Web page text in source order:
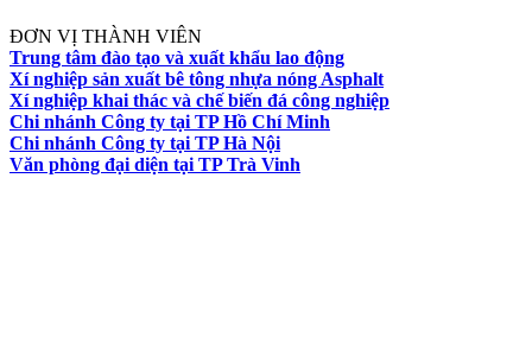
ĐƠN VỊ THÀNH VIÊN
Trung tâm đào tạo và xuất khẩu lao động
Xí nghiệp sản xuất bê tông nhựa nóng Asphalt
Xí nghiệp khai thác và chế biến đá công nghiệp
Chi nhánh Công ty tại TP Hồ Chí Minh
Chi nhánh Công ty tại TP Hà Nội
Văn phòng đại diện tại TP Trà Vinh